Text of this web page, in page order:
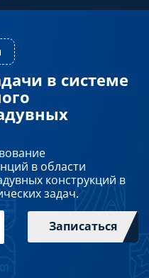
в системе
в области
конструкций в
задач.
Записаться